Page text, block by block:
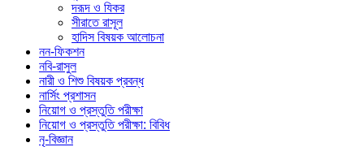
দরূদ ও যিকর
সীরাতে রাসূল
হাদিস বিষয়ক আলোচনা
নন-ফিকশন
নবি-রাসুল
নারী ও শিশু বিষয়ক প্রবন্ধ
নার্সিং প্রশাসন
নিয়োগ ও প্রস্তুতি পরীক্ষা
নিয়োগ ও প্রস্তুতি পরীক্ষা: বিবিধ
নৃ-বিজ্ঞান